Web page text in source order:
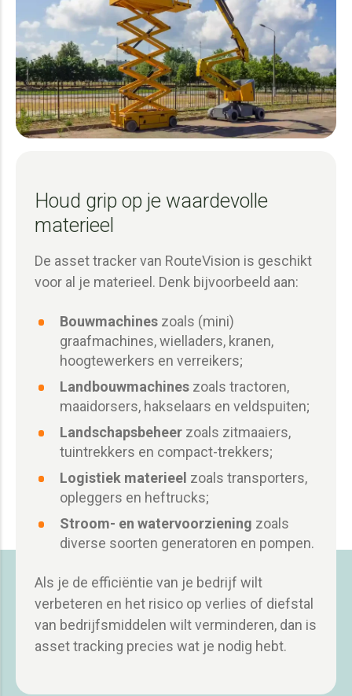
Houd grip op je waardevolle
materieel
De asset tracker van RouteVision is geschikt
voor al je materieel . Denk bijvoorbeeld aan:
Bouwmachines zoals (mini)
graafmachines, wielladers, kranen,
hoogtewerkers en verreikers;
Landbouwmachines zoals tractoren,
maaidorsers, hakselaars en veldspuiten;
Landschapsbeheer zoals zitmaaiers,
tuintrekkers en compact-trekkers;
Logistiek materieel zoals transporters,
opleggers en heftrucks;
Stroom- en watervoorziening zoals
diverse soorten generatoren en pompen.
Als je de efficiëntie van je bedrijf wilt
verbeteren en het risico op verlies of diefstal
van bedrijfsmiddelen wilt verminderen, dan is
asset tracking precies wat je nodig hebt.